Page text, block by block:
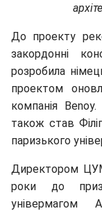
До проекту
закордонні
розробила
проектом
компанія
також став
паризького
Директором
роки до
універмагом